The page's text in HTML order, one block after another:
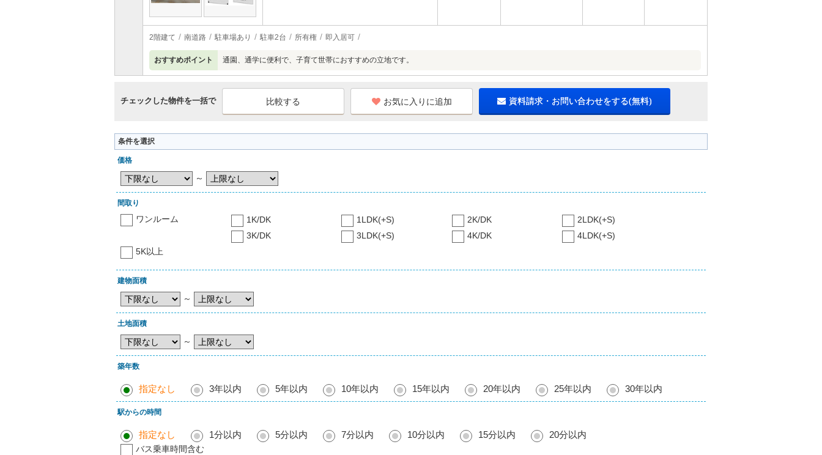
2階建て 南道路 駐車場あり 駐車2台 所有権 即入居可
おすすめポイント 通園、通学に便利で、子育て世帯におすすめの立地です。
チェックした物件を一括で お気に入りに追加 資料請求・お問い合わせをする(無料)
条件を選択
価格
～
間取り
ワンルーム 1K/DK 1LDK(+S) 2K/DK
2LDK(+S)
3K/DK
3LDK(+S) 4K/DK
4LDK(+S)
5K以上
建物面積
～
土地面積
～
築年数
指定なし 3年以内 5年以内 10年以内 15年以内 20年以内 25年以内 30年以内
駅からの時間
指定なし 1分以内 5分以内 7分以内 10分以内 15分以内 20分以内
バス乗車時間含む